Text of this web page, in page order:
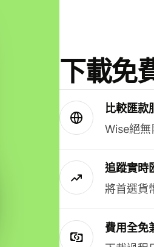
下載免
比較匯款
Wise絕
追蹤實時
將首選貨
費用全免